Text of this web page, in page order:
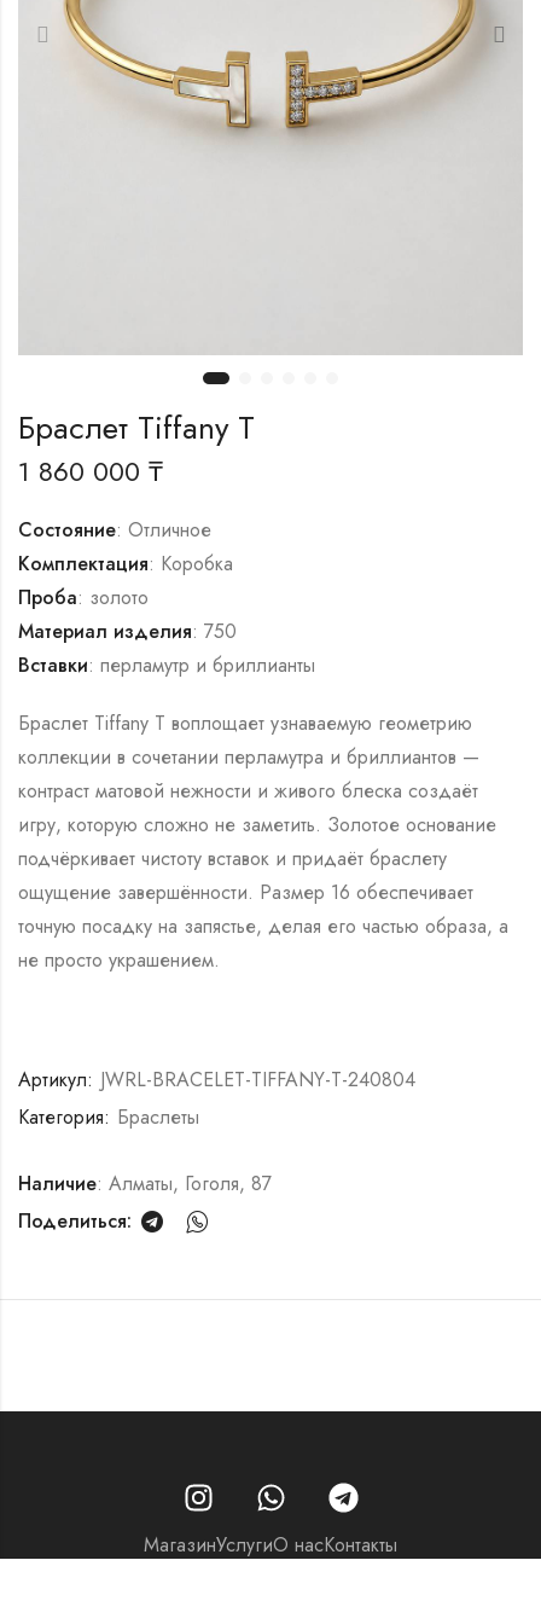
Браслет Tiffany T
1 860 000 ₸
Состояние: Отличное
Комплектация: Коробка
Проба: золото
Материал изделия: 750
Вставки: перламутр и бриллианты
Браслет Tiffany T воплощает узнаваемую геометрию
коллекции в сочетании перламутра и бриллиантов —
контраст матовой нежности и живого блеска создаёт
игру, которую сложно не заметить. Золотое основание
подчёркивает чистоту вставок и придаёт браслету
ощущение завершённости. Размер 16 обеспечивает
точную посадку на запястье, делая его частью образа, а
не просто украшением.
Артикул: JWRL-BRACELET-TIFFANY-T-240804
Категория: Браслеты
Наличие: Алматы, Гоголя, 87
Поделиться:
МагазинУслугиО насКонтакты